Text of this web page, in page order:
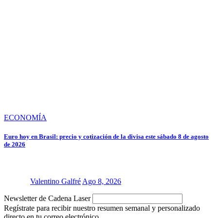
ECONOMÍA
Euro hoy en Brasil: precio y cotización de la divisa este sábado 8 de agosto
de 2026
Valentino Galfré Ago 8, 2026
Newsletter de Cadena Laser
Regístrate para recibir nuestro resumen semanal y personalizado